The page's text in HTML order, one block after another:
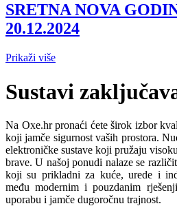
SRETNA NOVA
20.12.2024
Prikaži više
Sustavi
Na Oxe.hr pronaći ćete širok izbor
koji jamče sigurnost vaših prostora.
elektroničke sustave koji pružaju
brave. U našoj ponudi nalaze se
koji su prikladni za kuće, urede i
među modernim i pouzdanim
uporabu i jamče dugoročnu trajnost.